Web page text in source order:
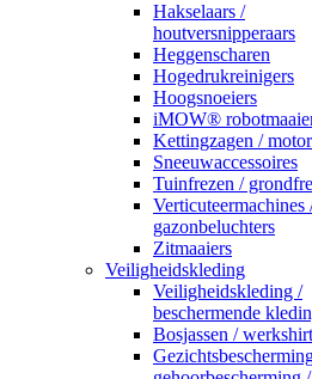
Hakselaars /
houtversnipperaars
Heggenscharen
Hogedrukreinigers
Hoogsnoeiers
iMOW®
Kettingzagen /
Sneeuwaccessoires
Tuinfrezen /
Verticuteermachines
gazonbeluchters
Zitmaaiers
Veiligheidskleding
Veiligheidskleding /
beschermende
Bosjassen /